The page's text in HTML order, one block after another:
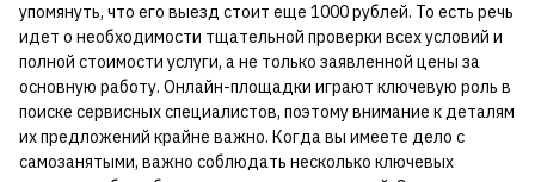
упомянуть, что его выезд стоит еще 1000 рублей. То есть речь
идет о необходимости тщательной проверки всех условий и
полной стоимости услуги, а не только заявленной цены за
основную работу. Онлайн-площадки играют ключевую роль в
поиске сервисных специалистов, поэтому внимание к деталям
их предложений крайне важно. Когда вы имеете дело с
самозанятыми, важно соблюдать несколько ключевых